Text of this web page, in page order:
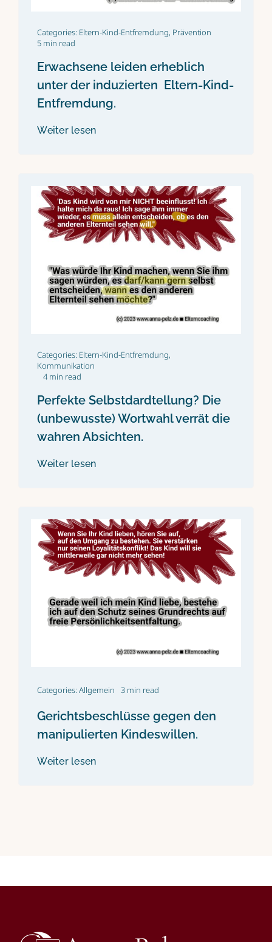
Categories: Eltern-Kind-Entfremdung, Prävention
5 min read
Erwachsene leiden erheblich
unter der induzierten Eltern-Kind-
Entfremdung.
Weiter lesen
Categories: Eltern-Kind-Entfremdung,
Kommunikation
4 min read
Perfekte Selbstdardtellung? Die
(unbewusste) Wortwahl verrät die
wahren Absichten.
Weiter lesen
Categories:Allgemein 3 min read
Gerichtsbeschlüsse gegen den
manipulierten Kindeswillen.
Weiter lesen